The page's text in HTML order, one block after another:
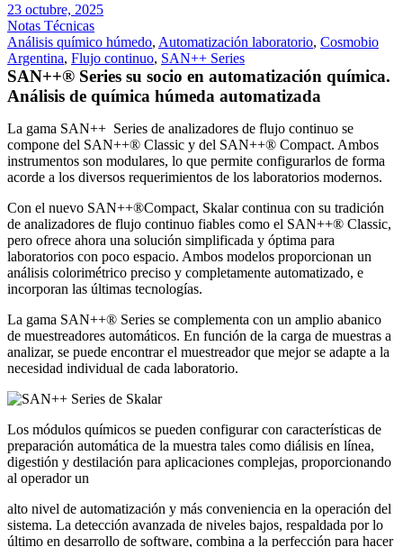
23 octubre, 2025
Notas Técnicas
Análisis químico húmedo, Automatización laboratorio, Cosmobio
Argentina, Flujo continuo, SAN++ Series
SAN++® Series su socio en automatización química.
Análisis de química húmeda automatizada
La gama SAN++ Series de analizadores de flujo continuo se
compone del SAN++® Classic y del SAN++® Compact. Ambos
instrumentos son modulares, lo que permite configurarlos de forma
acorde a los diversos requerimientos de los laboratorios modernos.
Con el nuevo SAN++®Compact, Skalar continua con su tradición
de analizadores de flujo continuo fiables como el SAN++® Classic,
pero ofrece ahora una solución simplificada y óptima para
laboratorios con poco espacio. Ambos modelos proporcionan un
análisis colorimétrico preciso y completamente automatizado, e
incorporan las últimas tecnologías.
La gama SAN++® Series se complementa con un amplio abanico
de muestreadores automáticos. En función de la carga de muestras a
analizar, se puede encontrar el muestreador que mejor se adapte a la
necesidad individual de cada laboratorio.
Los módulos químicos se pueden configurar con características de
preparación automática de la muestra tales como diálisis en línea,
digestión y destilación para aplicaciones complejas, proporcionando
al operador un
alto nivel de automatización y más conveniencia en la operación del
sistema. La detección avanzada de niveles bajos, respaldada por lo
último en desarrollo de software, combina a la perfección para hacer